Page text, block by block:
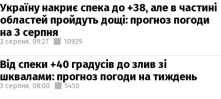
Україну накриє спека до +38, але в частині
областей пройдуть дощі: прогноз погоди
на 3 серпня
3 серпня, 09:27 10929
Від спеки +40 градусів до злив зі
шквалами: прогноз погоди на тиждень
3 серпня, 08:00 5450